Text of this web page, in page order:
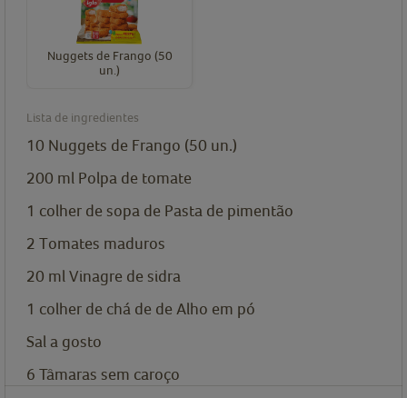
Nuggets de Frango (50
un.)
Lista de ingredientes
10 Nuggets de Frango (50 un.)
200 ml Polpa de tomate
1 colher de sopa de Pasta de pimentão
2 Tomates maduros
20 ml Vinagre de sidra
1 colher de chá de de Alho em pó
Sal a gosto
6 Tâmaras sem caroço